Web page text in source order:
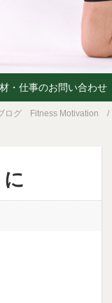
・仕事のお問い合わせ
ログ Fitness Motivation